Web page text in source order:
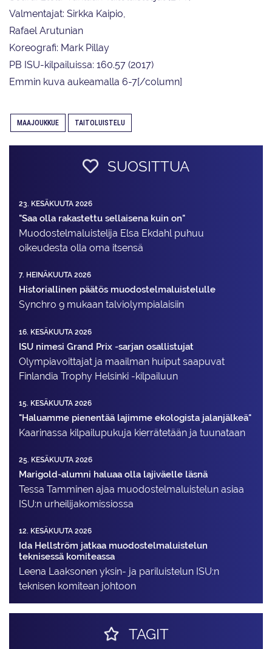
Valmentajat: Sirkka Kaipio,
Rafael Arutunian
Koreografi: Mark Pillay
PB ISU-kilpailuissa: 160.57 (2017)
Emmin kuva aukeamalla 6-7[/column]
MAAJOUKKUE TAITOLUISTELU
SUOSITTUA
23. KESÄKUUTA 2026
"Saa olla rakastettu sellaisena kuin on"
Muodostelma­luistelija Elsa Ekdahl puhuu
oikeudesta olla oma itsensä
7. HEINÄKUUTA 2026
Historiallinen päätös muodostelmaluistelulle
Synchro 9 mukaan talviolympialaisiin
16. KESÄKUUTA 2026
ISU nimesi Grand Prix -sarjan osallistujat
Olympiavoittajat ja maailman huiput saapuvat
Finlandia Trophy Helsinki -kilpailuun
15. KESÄKUUTA 2026
"Haluamme pienentää lajimme ekologista jalanjälkeä"
Kaarinassa kilpailupukuja kierrätetään ja tuunataan
25. KESÄKUUTA 2026
Marigold-alumni haluaa olla lajiväelle läsnä
Tessa Tamminen ajaa muodostelma­luistelun asiaa
ISU:n urheilija­komissiossa
12. KESÄKUUTA 2026
Ida Hellström jatkaa muodostelmaluistelun
teknisessä komiteassa
Leena Laaksonen yksin- ja pariluistelun ISU:n
teknisen komitean johtoon
TAGIT